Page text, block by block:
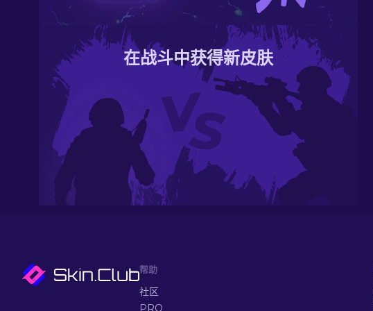
在战斗中获得新皮肤
帮助
社区
PRO